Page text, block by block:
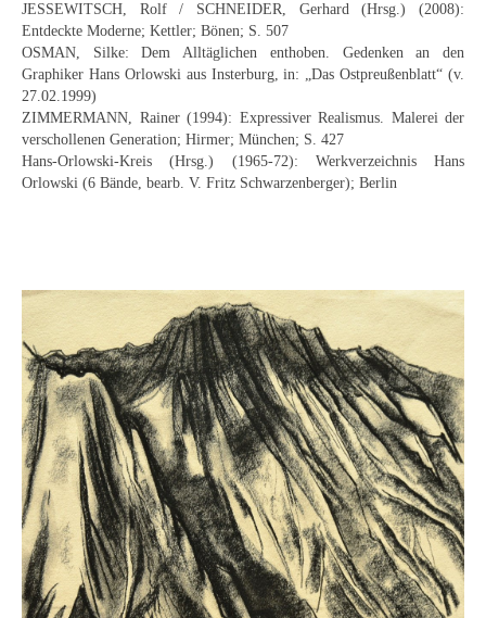
AGB
Widerruf
JESSEWITSCH, Rolf / SCHNEIDER, Gerhard (Hrsg.) (2008):
Entdeckte Moderne; Kettler; Bönen; S. 507
OSMAN, Silke: Dem Alltäglichen enthoben. Gedenken an den
Graphiker Hans Orlowski aus Insterburg, in: „Das Ostpreußenblatt“ (v.
27.02.1999)
ZIMMERMANN, Rainer (1994): Expressiver Realismus. Malerei der
verschollenen Generation; Hirmer; München; S. 427
Hans-Orlowski-Kreis (Hrsg.) (1965-72): Werkverzeichnis Hans
Orlowski (6 Bände, bearb. V. Fritz Schwarzenberger); Berlin